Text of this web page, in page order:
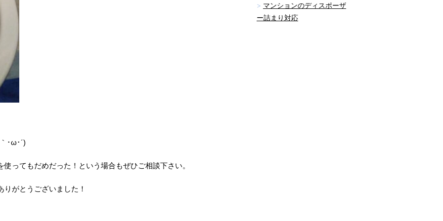
･ω･´)ゞ
ってもだめだった！という場合もぜひご相談下さい。
がとうございました！
マンションのディスポーザ
ー詰まり対応